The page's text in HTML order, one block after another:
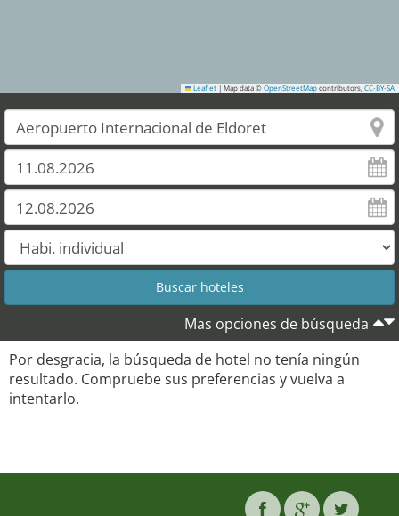
Leaflet | Map data © OpenStreetMap contributors, CC-BY-SA
Mas opciones de búsqueda
Por desgracia, la búsqueda de hotel no tenía ningún
resultado. Compruebe sus preferencias y vuelva a
intentarlo.